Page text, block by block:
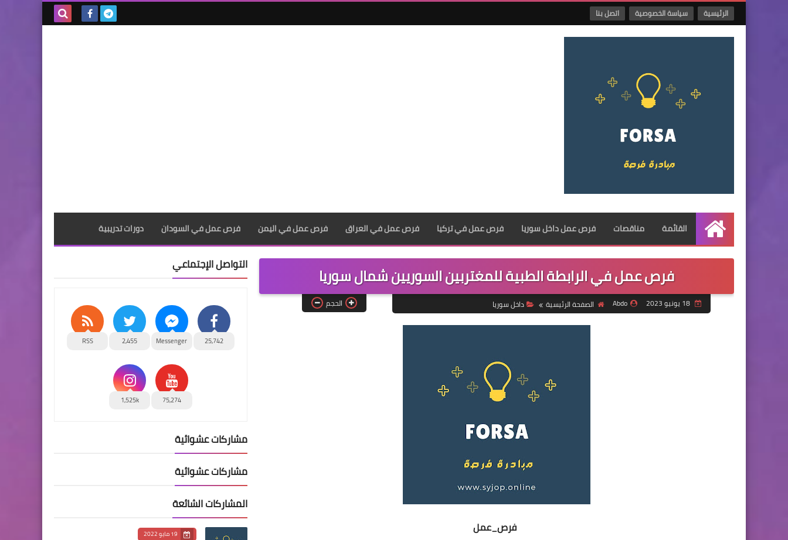
الرئيسية سياسة الخصوصية اتصل بنا
الرئيسية
القائمة مناقصات فرص عمل داخل سوريا فرص عمل في تركيا فرص عمل في العراق فرص عمل في اليمن فرص عمل في السودان دورات تدريبية
فرص عمل في الرابطة الطبية للمغتربين السوريين شمال سوريا
18 يونيو 2023 Abdo الصفحة الرئيسية داخل سوريا الحجم
فرص_عمل
التواصل الإجتماعي
25,742
Messenger
2,455
RSS
75,274
1,525k
مشاركات عشوائية
مشاركات عشوائية
المشاركات الشائعة
19 مايو 2022